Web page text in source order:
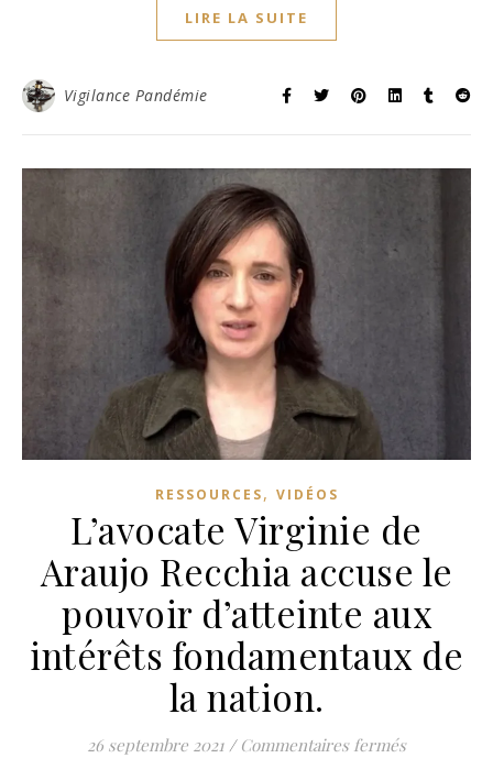
LIRE LA SUITE
Vigilance Pandémie
RESSOURCES, VIDÉOS
L’avocate Virginie de
Araujo Recchia accuse le
pouvoir d’atteinte aux
intérêts fondamentaux de
la nation.
26 septembre 2021 / Commentaires ferméssur